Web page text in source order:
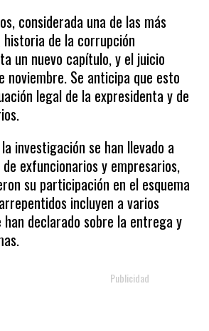
considerada una de las más
de la corrupción
un nuevo capítulo, y el juicio
noviembre. Se anticipa que esto
legal de la expresidenta y de
investigación se han llevado a
exfuncionarios y empresarios,
su participación en el esquema
incluyen a varios
declarado sobre la entrega y